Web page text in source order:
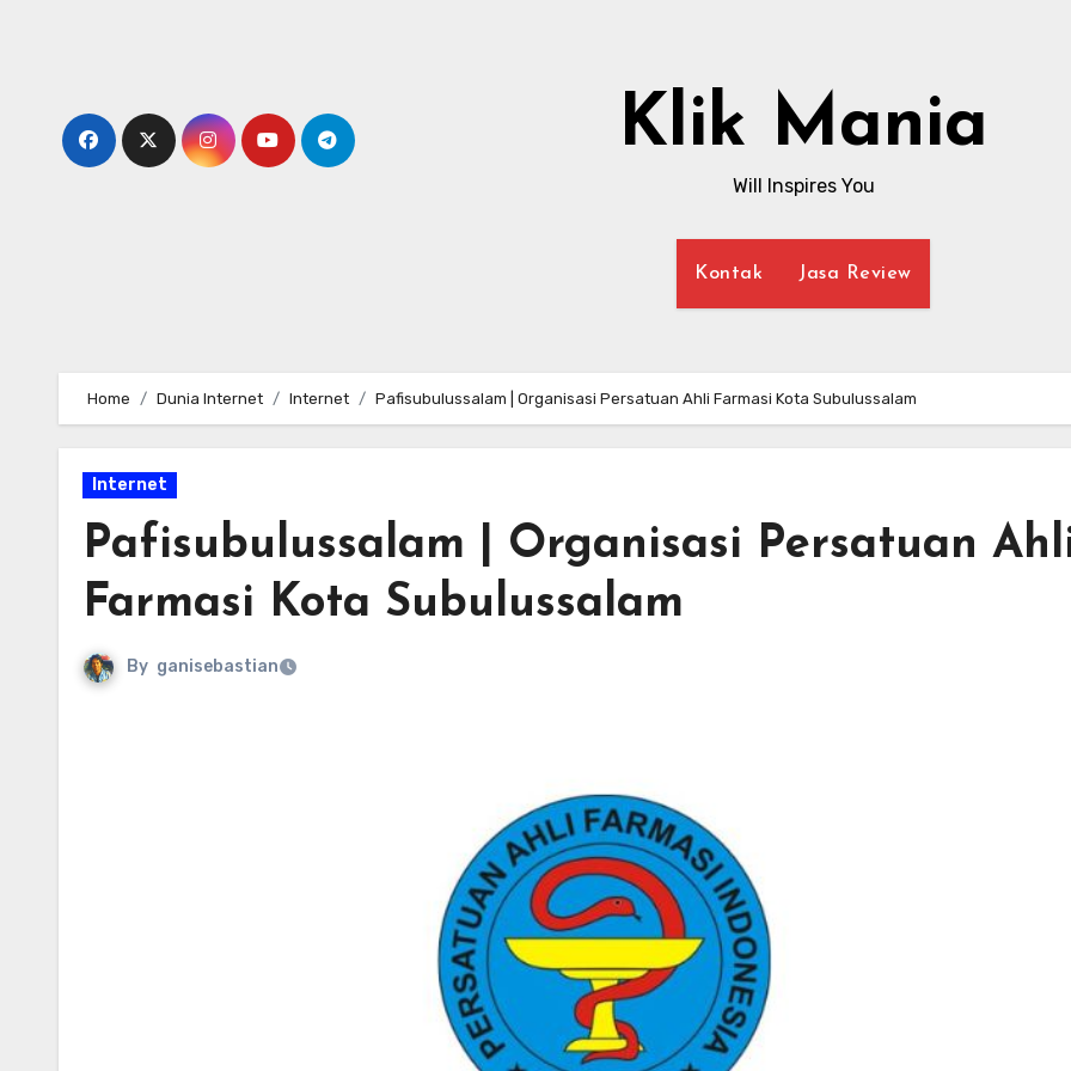
Klik Mania
Will Inspires You
Kontak Jasa Review
Home Dunia Internet Internet Pafisubulussalam | Organisasi Persatuan Ahli Farmasi Kota Subulussalam
Internet
Pafisubulussalam | Organisasi Persatuan
Farmasi Kota Subulussalam
By ganisebastian